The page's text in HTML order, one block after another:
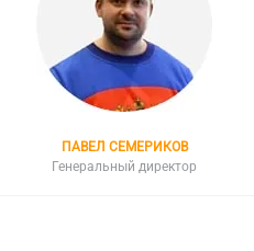
ПАВЕЛ СЕМЕРИКОВ
Генеральный директор